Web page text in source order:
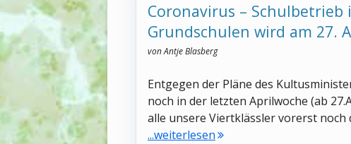
Coronavirus –
Grundschulen wird am 27.
von Antje Blasberg
Entgegen der Pläne des
noch in der letzten Aprilwoche (ab
alle unsere Viertklässler vorerst noch
...weiterlesen"Coronavirus –